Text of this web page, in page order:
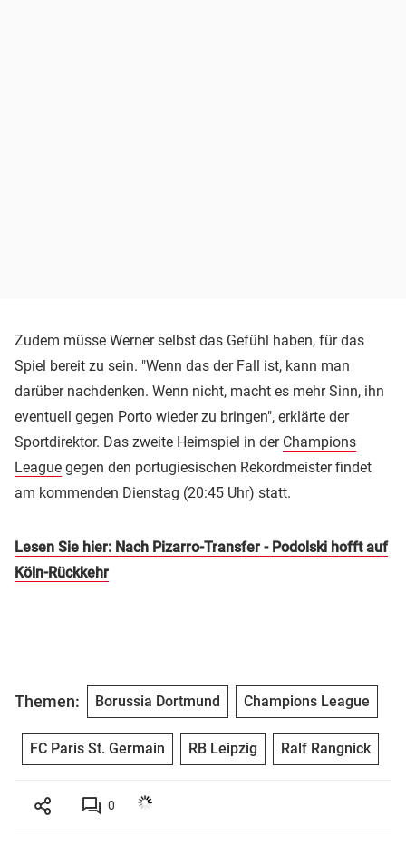
Zudem müsse Werner selbst das Gefühl haben, für das
Spiel bereit zu sein. "Wenn das der Fall ist, kann man
darüber nachdenken. Wenn nicht, macht es mehr Sinn, ihn
eventuell gegen Porto wieder zu bringen", erklärte der
Sportdirektor. Das zweite Heimspiel in der Champions
League gegen den portugiesischen Rekordmeister findet
am kommenden Dienstag (20:45 Uhr) statt.
Lesen Sie hier: Nach Pizarro-Transfer - Podolski hofft auf
Köln-Rückkehr
Themen: Borussia Dortmund Champions League
FC Paris St. Germain RB Leipzig Ralf Rangnick
0